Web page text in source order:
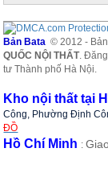
Bản Bata © 2012 -
QUỐC NỘI THẤT.
tư Thành phố Hà Nội.
Kho nội thất tại
Công, Phường Định
ĐỒ
Hồ Chí Minh :